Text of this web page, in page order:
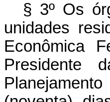
§ 3º Os
unidades
Econômica
Presidente